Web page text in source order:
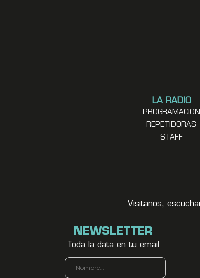
LA RADIO
PROGRAMACION
REPETIDORAS
STAFF
Visitanos,
NEWSLETTER
Toda la data en tu email